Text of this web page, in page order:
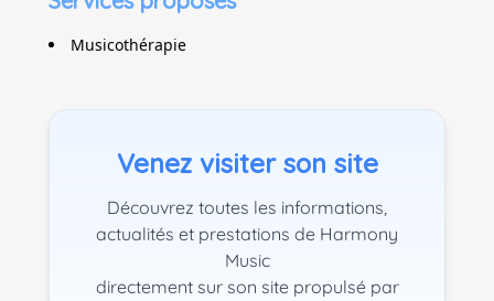
Musicothérapie
Venez visiter son site
Découvrez toutes les informations,
actualités et prestations de Harmony
Music
directement sur son site propulsé par